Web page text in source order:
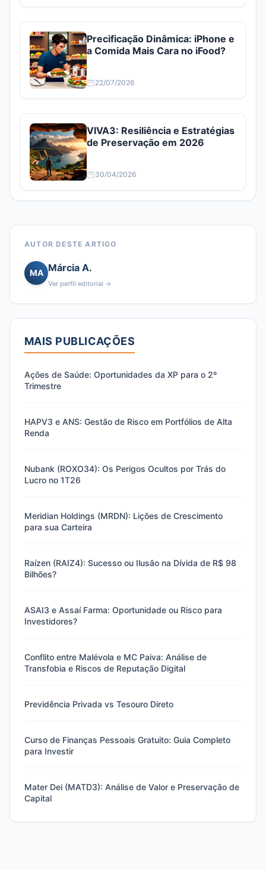
Precificação Dinâmica: iPhone e
a Comida Mais Cara no iFood?
22/07/2026
VIVA3: Resiliência e Estratégias
de Preservação em 2026
30/04/2026
AUTOR DESTE ARTIGO
MA Márcia A.
Ver perfil editorial →
MAIS PUBLICAÇÕES
Ações de Saúde: Oportunidades da XP para o 2º
Trimestre
HAPV3 e ANS: Gestão de Risco em Portfólios de Alta
Renda
Nubank (ROXO34): Os Perigos Ocultos por Trás do
Lucro no 1T26
Meridian Holdings (MRDN): Lições de Crescimento
para sua Carteira
Raízen (RAIZ4): Sucesso ou Ilusão na Dívida de R$ 98
Bilhões?
ASAI3 e Assaí Farma: Oportunidade ou Risco para
Investidores?
Conflito entre Malévola e MC Paiva: Análise de
Transfobia e Riscos de Reputação Digital
Previdência Privada vs Tesouro Direto
Curso de Finanças Pessoais Gratuito: Guia Completo
para Investir
Mater Dei (MATD3): Análise de Valor e Preservação de
Capital